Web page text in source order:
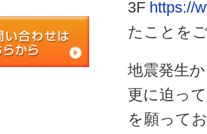
3F https://
たことを
地震発生
更に迫っ
を願って